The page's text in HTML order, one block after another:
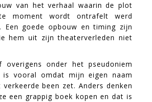
van het verhaal waarin de plot
moment wordt ontrafelt werd
Een goede opbouw en timing zijn
hem uit zijn theaterverleden niet
overigens onder het pseudoniem
is vooral omdat mijn eigen naam
been zet. Anders denken
een grappig boek kopen en dat is